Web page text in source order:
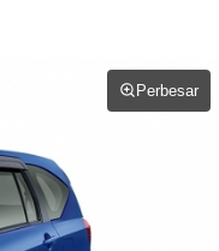
Perbesar